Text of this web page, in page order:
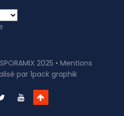
2025 • Mentions
par 1pack graphik